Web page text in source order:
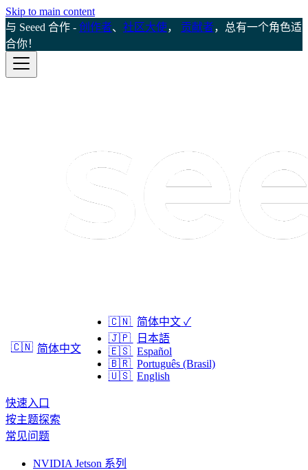
Skip to main content
与 Seeed 合作 - 创作者、 社区大使， 贡献者，总有一个角色适
合你！
🇨🇳 简体中文
🇨🇳 简体中文 ✓
🇯🇵
日本語
🇪🇸 Español
🇧🇷 Português (Brasil)
🇺🇸 English
快速入口
按主题探索
常见问题
NVIDIA Jetson 系列